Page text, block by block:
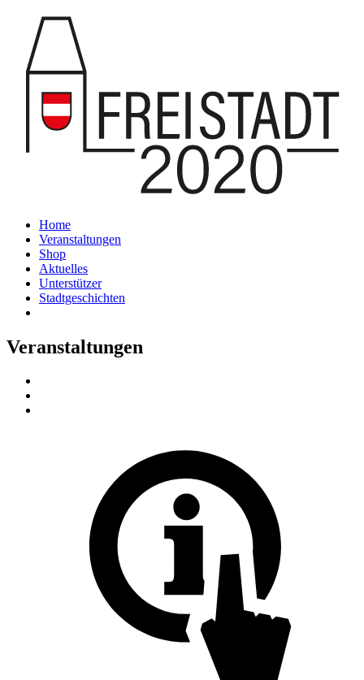
Home
Veranstaltungen
Shop
Aktuelles
Unterstützer
Stadtgeschichten
Veranstaltungen